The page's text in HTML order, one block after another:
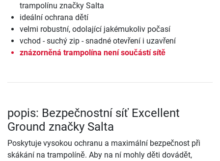
trampolínu značky Salta
ideální ochrana dětí
velmi robustní, odolající jakémukoliv počasí
vchod - suchý zip - snadné otevření i uzavření
znázorněná trampolína není součástí sítě
popis: Bezpečnostní síť Excellent
Ground značky Salta
Poskytuje vysokou ochranu a maximální bezpečnost při
skákání na trampolíně. Aby na ní mohly děti dovádět,